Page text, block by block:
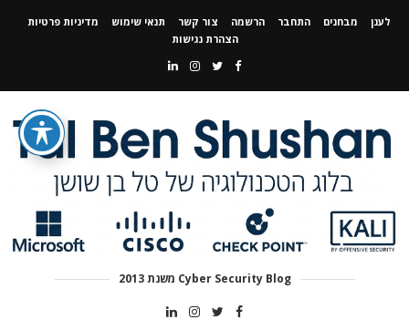
לענן מבחנים התחבר הרשמה צור קשר תנאי שימוש
מדיניות פרטיות
הצהרת נגישות
Cyber Security Blog משנת 2013